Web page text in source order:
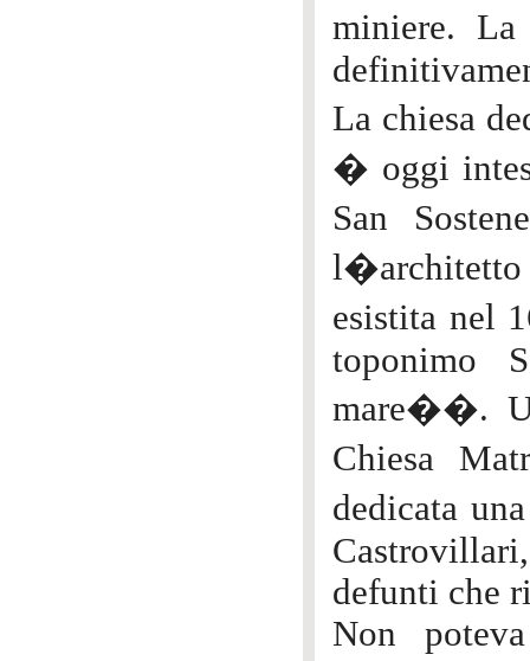
miniere.
La chiesa
� oggi
San
esistita nel
toponimo
mare��.
Chiesa
dedicata
defunti che
Non